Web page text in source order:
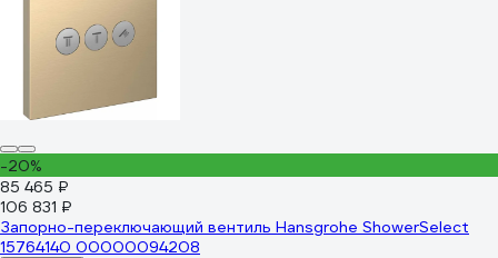
-20%
85 465 ₽
106 831 ₽
Запорно-переключающий вентиль Hansgrohe ShowerSelect
15764140 00000094208